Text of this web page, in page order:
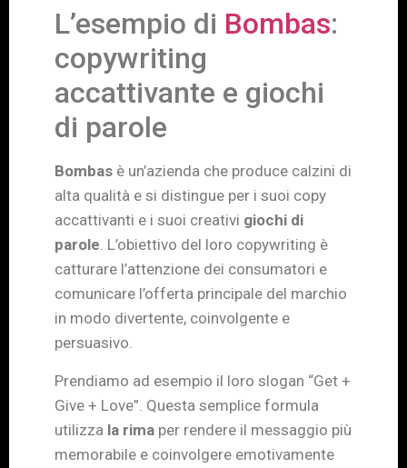
L’esempio di Bombas:
copywriting
accattivante e giochi
di parole
Bombas è un’azienda che produce calzini di
alta qualità e si distingue per i suoi copy
accattivanti e i suoi creativi giochi di
parole. L’obiettivo del loro copywriting è
catturare l’attenzione dei consumatori e
comunicare l’offerta principale del marchio
in modo divertente, coinvolgente e
persuasivo.
Prendiamo ad esempio il loro slogan “Get +
Give + Love”. Questa semplice formula
utilizza la rima per rendere il messaggio più
memorabile e coinvolgere emotivamente